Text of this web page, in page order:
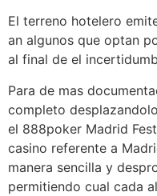
El terreno hotelero
an algunos que optan
al final de el
Para de mas
completo
el 888poker Madrid
casino referente a
manera sencilla y
permitiendo cual cada